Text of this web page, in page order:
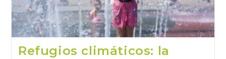
Refugios climáticos: la